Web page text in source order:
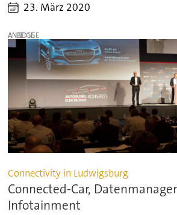
23. März 2020
ANZEIGE
Connectivity in Ludwigsburg
Connected-Car,
Infotainment